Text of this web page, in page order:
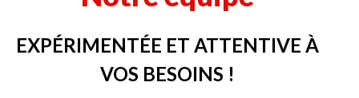
EXPÉRIMENTÉE ET ATTENTIVE À
VOS BESOINS !